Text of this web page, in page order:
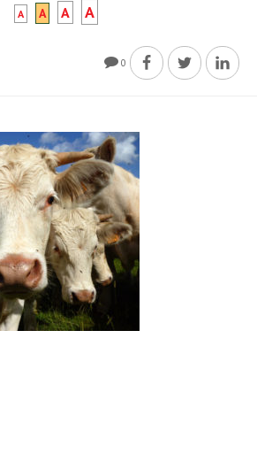
A A A A
0